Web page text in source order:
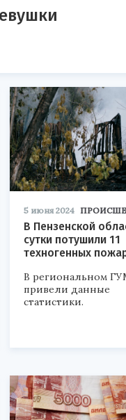
5 июня 2024
В Пензенской
сутки потушили 11
техногенных
В региональном
привели данные
статистики.